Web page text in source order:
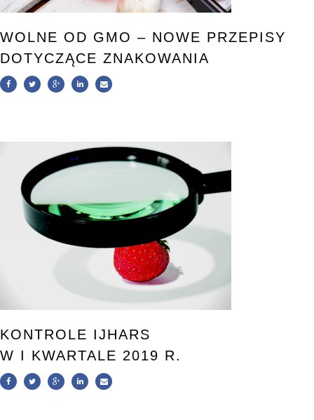
WOLNE OD GMO – NOWE PRZEPISY
DOTYCZĄCE ZNAKOWANIA
KONTROLE IJHARS
W I KWARTALE 2019 R.